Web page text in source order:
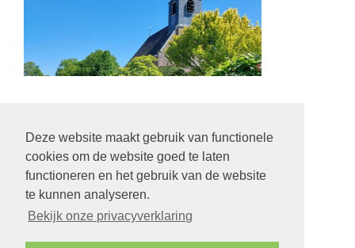
Deze website maakt gebruik van functionele
cookies om de website goed te laten
functioneren en het gebruik van de website
te kunnen analyseren.
Bekijk onze privacyverklaring
Volg ons op: